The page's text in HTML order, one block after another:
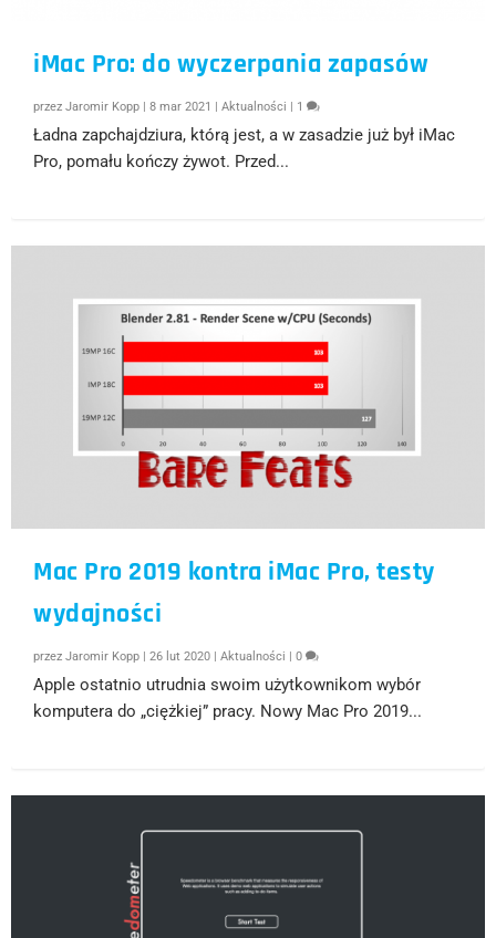
iMac Pro: do wyczerpania zapasów
przezJaromir Kopp |8 mar 2021 |Aktualności | 1
Ładna zapchajdziura, którą jest, a w zasadzie już był iMac
Pro, pomału kończy żywot. Przed...
Mac Pro 2019 kontra iMac Pro, testy
wydajności
przezJaromir Kopp |26 lut 2020 |Aktualności |0
Apple ostatnio utrudnia swoim użytkownikom wybór
komputera do „ciężkiej” pracy. Nowy Mac Pro 2019...